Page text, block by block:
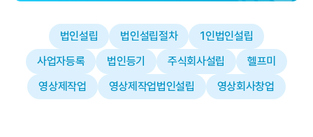
법인설립 법인설립절차
1인법인설립
사업자등록
법인등기 주식회사설립
헬프미
영상제작업
영상제작업법인설립 영상회사창업